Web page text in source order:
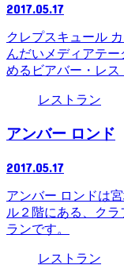
2017.05.17
クレプスキュール
んだいメディアテ
めるビアバー・レス
レストラン
アンバー ロンド
2017.05.17
アンバー ロンドは
ル２階にある、ク
ランです。
レストラン